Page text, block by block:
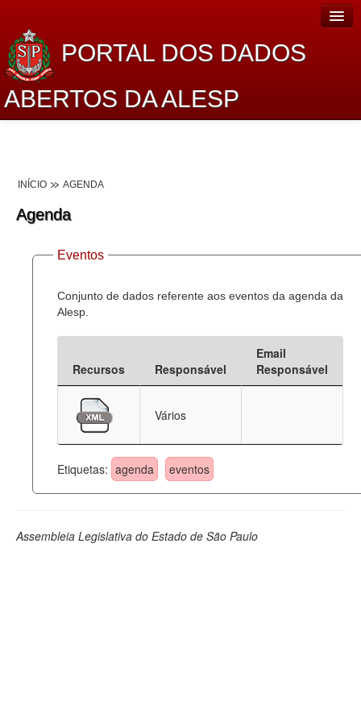
PORTAL DOS DADOS
ABERTOS DA ALESP
Lei de Acesso à Informação
Dados Governamentais Abertos
Planejamento
Catálogo de dados
Deputados Estaduais
Administração
Legislação
INÍCIO AGENDA
Agenda
Eventos
Conjunto de dados referente aos eventos da agenda da
Alesp.
Recursos Responsável
Email
Responsável
Vários
Etiquetas: agenda eventos
Assembleia Legislativa do Estado de São Paulo